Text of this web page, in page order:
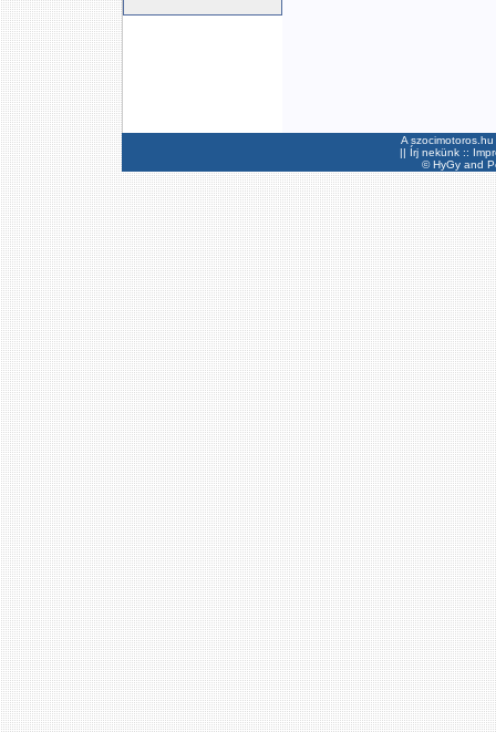
A
|| Írj nekünk ::
©HyGyand